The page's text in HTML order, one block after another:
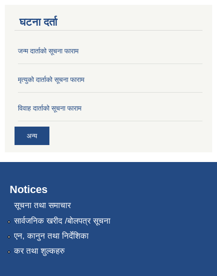
घटना दर्ता
जन्म दार्ताको सूचना फाराम
मृत्युको दार्ताको सूचना फाराम
विवाह दार्ताको सूचना फाराम
अन्य
Notices
सूचना तथा समाचार
सार्वजनिक खरीद /बोलपत्र सूचना
एन, कानुन तथा निर्देशिका
कर तथा शुल्कहरु